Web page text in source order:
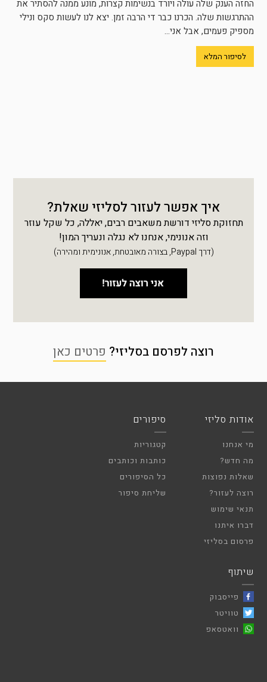
החזה הענק שלה עולה ויורד בנשימות קצרות, מונע ממנה להסתיר את
ההתרגשות שלה. הכרנו כבר די הרבה זמן. יצא לנו לעשות סקס ונילי
מספיק פעמים, אבל אני...
לסיפור המלא
איך אפשר לעזור לסליזי שאלת?
תחזוקת סליזי דורשת משאבים רבים, יאללה, כל שקל עוזר
וזה אנונימי, אנחנו לא נגלה ונעריך המון!
(דרך Paypal, בצורה מאובטחת, אנונימית ומהירה)
רוצה לפרסם בסליזי? פרטים כאן
אודות סליזי
מי אנחנו
מה חדש?
שאלות נפוצות
רוצה לעזור?
תנאי שימוש
דברו איתנו
פרסום בסליזי
סיפורים
קטגוריות
כותבות וכותבים
כל הסיפורים
שליחת סיפור
שיתוף
פייסבוק
טוויטר
וואטסאפ